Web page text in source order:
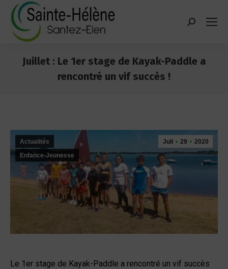
principal
Recherche
Juillet : Le 1er stage de Kayak-Paddle a
rencontré un vif succès !
Juil 29 2020
Actualités
Enfance-Jeunesse
Le 1er stage de Kayak-Paddle a rencontré un vif succès